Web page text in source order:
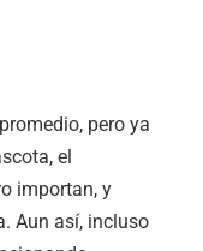
pero ya
el
importan, y
Aun así, incluso